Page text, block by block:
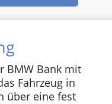
BMW Bank mit
Fahrzeug in
über eine fest